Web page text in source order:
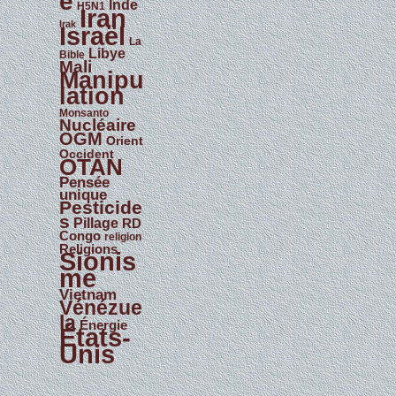
H5N1 Inde
Irak Iran
Israël La
Bible Libye
Mali
Manipu
lation
Monsanto
Nucléaire
OGM Orient
Occident
OTAN
Pensée
unique
Pesticide
s Pillage RD
Congo religion
Religions
Sionis
me
Vietnam
Vénézue
la Énergie
États-
Unis